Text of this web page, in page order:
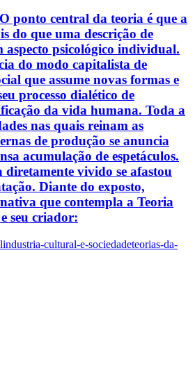
ponto central da teoria é que a
do que uma descrição de
aspecto psicológico individual.
do modo capitalista de
que assume novas formas e
processo dialético de
da vida humana. Toda a
nas quais reinam as
de produção se anuncia
acumulação de espetáculos.
diretamente vivido se afastou
Diante do exposto,
que contempla a Teoria
seu criador:
industria-cultural-e-sociedadeteorias-da-